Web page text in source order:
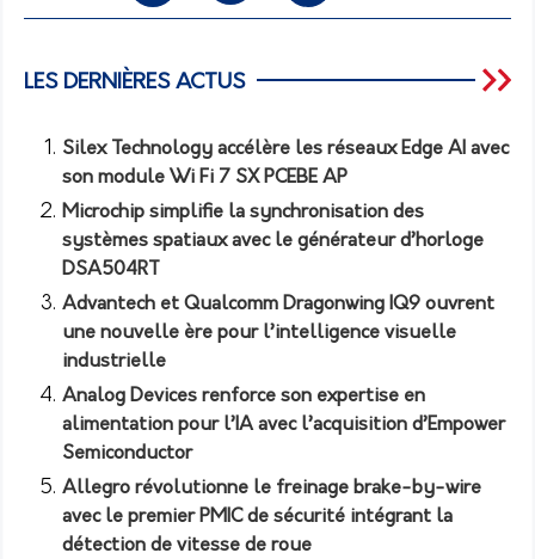
LES DERNIÈRES ACTUS
Silex Technology accélère les réseaux Edge AI avec
son module Wi Fi 7 SX PCEBE AP
Microchip simplifie la synchronisation des
systèmes spatiaux avec le générateur d’horloge
DSA504RT
Advantech et Qualcomm Dragonwing IQ9 ouvrent
une nouvelle ère pour l’intelligence visuelle
industrielle
Analog Devices renforce son expertise en
alimentation pour l’IA avec l’acquisition d’Empower
Semiconductor
Allegro révolutionne le freinage brake-by-wire
avec le premier PMIC de sécurité intégrant la
détection de vitesse de roue